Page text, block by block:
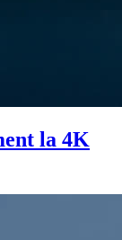
la 4K